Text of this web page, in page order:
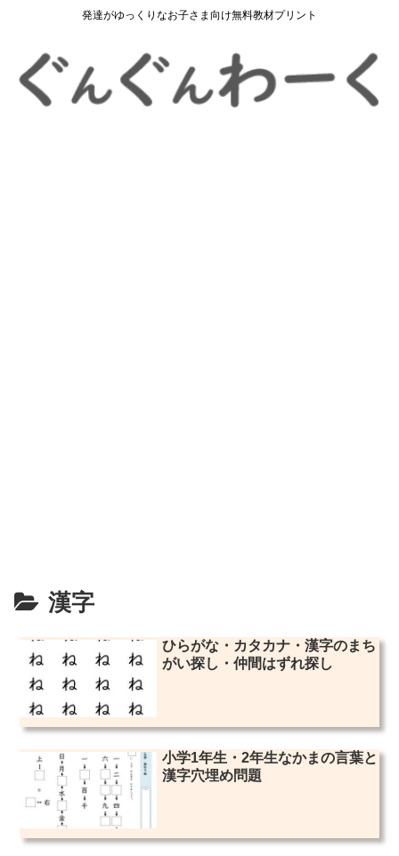
発達がゆっくりなお子さま向け無料教材プリント
漢字
ひらがな・カタカナ・漢字のまち
がい探し・仲間はずれ探し
小学1年生・2年生なかまの言葉と
漢字穴埋め問題